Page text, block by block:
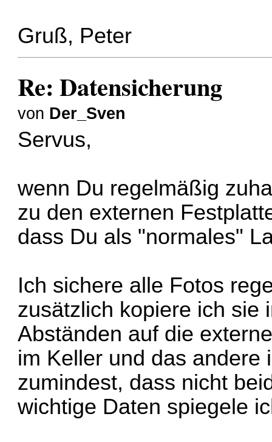
Gruß, Peter
Re: Datensicherung
von Der_Sven
Servus,
wenn Du regelmäßig
zu den externen
dass Du als "normales"
Ich sichere alle Fotos
zusätzlich kopiere ich sie
Abständen auf die
im Keller und das andere
zumindest, dass nicht
wichtige Daten spiegele